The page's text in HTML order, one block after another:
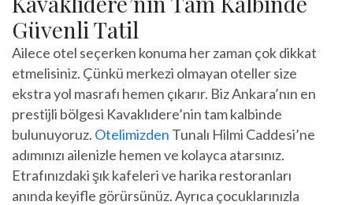
Güvenli Tatil
Ailece otel seçerken konuma her zaman çok dikkat
etmelisiniz. Çünkü merkezi olmayan oteller size
ekstra yol masrafı hemen çıkarır. Biz Ankara’nın en
prestijli bölgesi Kavaklıdere’nin tam kalbinde
bulunuyoruz. Otelimizden Tunalı Hilmi Caddesi’ne
adımınızı ailenizle hemen ve kolayca atarsınız.
Etrafınızdaki şık kafeleri ve harika restoranları
anında keyifle görürsünüz. Ayrıca çocuklarınızla